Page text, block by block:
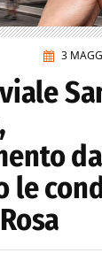
3
le